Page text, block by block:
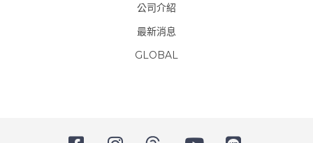
公司介紹
最新消息
GLOBAL